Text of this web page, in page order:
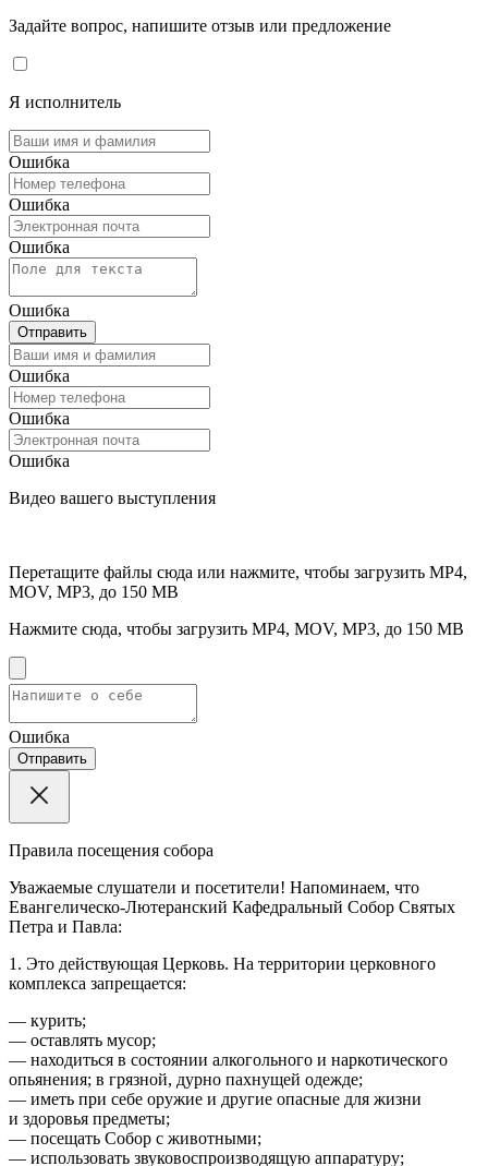
Задайте вопрос, напишите отзыв или предложение
Я исполнитель
Ошибка
Ошибка
Ошибка
Ошибка
Отправить
Ошибка
Ошибка
Ошибка
Видео вашего выступления
Перетащите файлы сюда или нажмите, чтобы загрузить MP4,
MOV, MP3, до 150 MB
Нажмите сюда, чтобы загрузить MP4, MOV, MP3, до 150 MB
Ошибка
Отправить
Правила посещения собора
Уважаемые слушатели и посетители! Напоминаем, что
Евангелическо-Лютеранский Кафедральный Собор Святых
Петра и Павла:
1. Это действующая Церковь. На территории церковного
комплекса запрещается:
— курить;
— оставлять мусор;
— находиться в состоянии алкогольного и наркотического
опьянения; в грязной, дурно пахнущей одежде;
— иметь при себе оружие и другие опасные для жизни
и здоровья предметы;
— посещать Собор с животными;
— использовать звуковоспроизводящую аппаратуру;